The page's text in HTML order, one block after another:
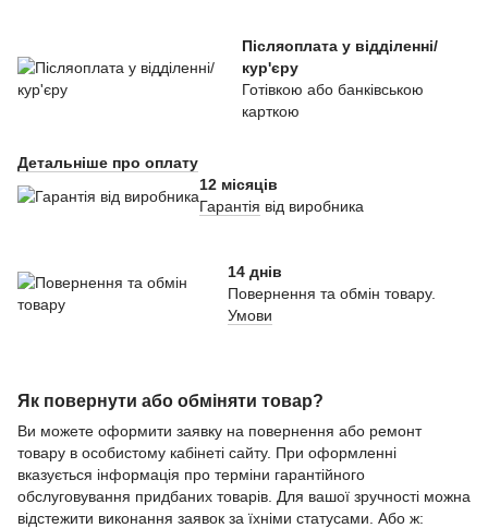
Післяоплата у відділенні/
кур'єру
Готівкою або банківською
карткою
Детальніше про оплату
12 місяців
Гарантія від виробника
14 днів
Повернення та обмін товару.
Умови
Як повернути або обміняти товар?
Ви можете оформити заявку на повернення або ремонт
товару в особистому кабінеті сайту. При оформленні
вказується інформація про терміни гарантійного
обслуговування придбаних товарів. Для вашої зручності можна
відстежити виконання заявок за їхніми статусами. Або ж: